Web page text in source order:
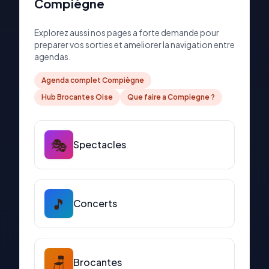
Compiègne
Explorez aussi nos pages a forte demande pour
preparer vos sorties et ameliorer la navigation entre
agendas.
Agenda complet Compiègne
Hub Brocantes Oise
Que faire a Compiegne ?
🎭 Spectacles
🎵 Concerts
🪑 Brocantes